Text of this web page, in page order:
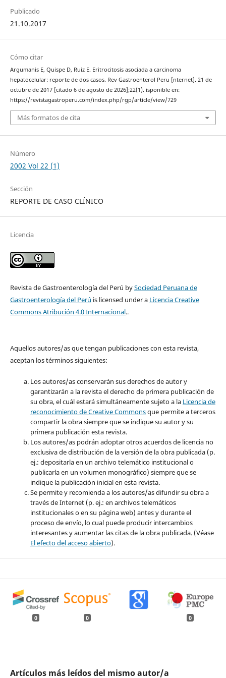
Publicado
21.10.2017
Cómo citar
Argumanis E, Quispe D, Ruiz E. Eritrocitosis asociada a carcinoma
hepatocelular: reporte de dos casos. Rev Gastroenterol Peru [nternet]. 21 de
octubre de 2017 [citado 6 de agosto de 2026];22(1). isponible en:
https://revistagastroperu.com/index.php/rgp/article/view/729
Más formatos de cita
Número
2002 Vol 22 (1)
Sección
REPORTE DE CASO CLÍNICO
Licencia
Revista de Gastroenterología del Perú bySociedad Peruana de
Gastroenterología del Perú is licensed under a Licencia Creative
Commons Atribución 4.0 Internacional..
Aquellos autores/as que tengan publicaciones con esta revista,
aceptan los términos siguientes:
Los autores/as conservarán sus derechos de autor y
garantizarán a la revista el derecho de primera publicación de
su obra, el cuál estará simultáneamente sujeto a la Licencia de
reconocimiento de Creative Commonsque permite a terceros
compartir la obra siempre que se indique su autor y su
primera publicación esta revista.
Los autores/as podrán adoptar otros acuerdos de licencia no
exclusiva de distribución de la versión de la obra publicada (p.
ej.: depositarla en un archivo telemático institucional o
publicarla en un volumen monográfico) siempre que se
indique la publicación inicial en esta revista.
Se permite y recomienda a los autores/as difundir su obra a
través de Internet (p. ej.: en archivos telemáticos
institucionales o en su página web) antes y durante el
proceso de envío, lo cual puede producir intercambios
interesantes y aumentar las citas de la obra publicada. (Véase
El efecto del acceso abierto).
0 0 0
Artículos más leídos del mismo autor/a